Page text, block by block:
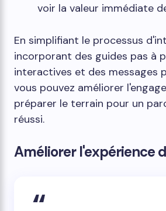
voir la valeur immédiate
En simplifiant le processus
incorporant des guides pas à
interactives et des messages
vous pouvez améliorer
préparer le terrain pour un
réussi.
Améliorer l'expérience